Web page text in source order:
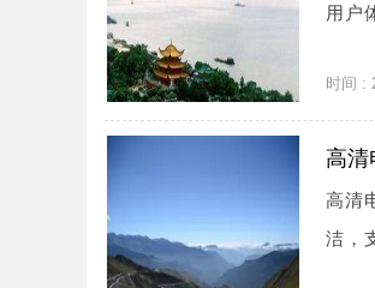
用户
时间 :
高清
高清
洁，